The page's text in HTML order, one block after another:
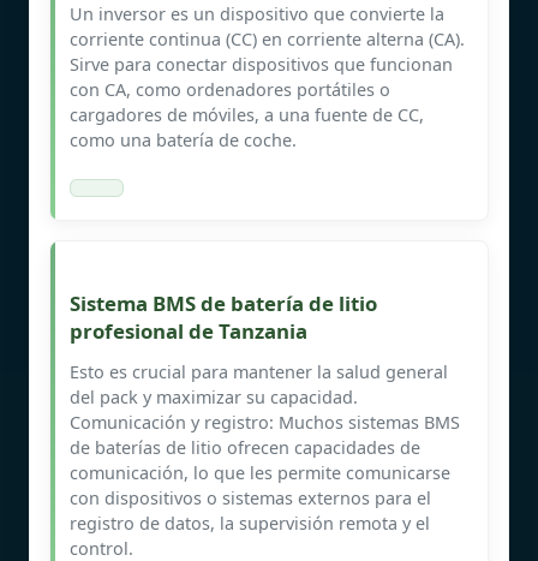
Un inversor es un dispositivo que convierte la
corriente continua (CC) en corriente alterna (CA).
Sirve para conectar dispositivos que funcionan
con CA, como ordenadores portátiles o
cargadores de móviles, a una fuente de CC,
como una batería de coche.
Sistema BMS de batería de litio
profesional de Tanzania
Esto es crucial para mantener la salud general
del pack y maximizar su capacidad.
Comunicación y registro: Muchos sistemas BMS
de baterías de litio ofrecen capacidades de
comunicación, lo que les permite comunicarse
con dispositivos o sistemas externos para el
registro de datos, la supervisión remota y el
control.